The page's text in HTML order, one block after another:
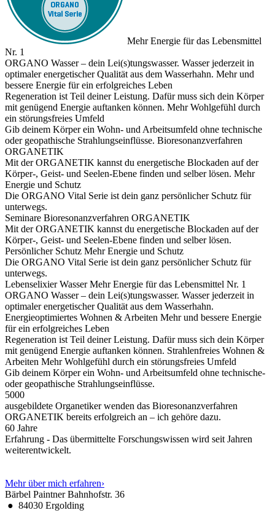
Mehr Energie für das Lebensmittel
Nr. 1
ORGANO Wasser – dein Lei(s)tungswasser. Wasser jederzeit in
optimaler energetischer Qualität aus dem Wasserhahn. Mehr und
bessere Energie für ein erfolgreiches Leben
Regeneration ist Teil deiner Leistung. Dafür muss sich dein Körper
mit genügend Energie auftanken können. Mehr Wohlgefühl durch
ein störungsfreies Umfeld
Gib deinem Körper ein Wohn- und Arbeitsumfeld ohne technische
oder geopathische Strahlungseinflüsse. Bioresonanzverfahren
ORGANETIK
Mit der ORGANETIK kannst du energetische Blockaden auf der
Körper-, Geist- und Seelen-Ebene finden und selber lösen. Mehr
Energie und Schutz
Die ORGANO Vital Serie ist dein ganz persönlicher Schutz für
unterwegs.
Seminare Bioresonanzverfahren ORGANETIK
Mit der ORGANETIK kannst du energetische Blockaden auf der
Körper-, Geist- und Seelen-Ebene finden und selber lösen.
Persönlicher Schutz Mehr Energie und Schutz
Die ORGANO Vital Serie ist dein ganz persönlicher Schutz für
unterwegs.
Lebenselixier Wasser Mehr Energie für das Lebensmittel Nr. 1
ORGANO Wasser – dein Lei(s)tungswasser. Wasser jederzeit in
optimaler energetischer Qualität aus dem Wasserhahn.
Energieoptimiertes Wohnen & Arbeiten Mehr und bessere Energie
für ein erfolgreiches Leben
Regeneration ist Teil deiner Leistung. Dafür muss sich dein Körper
mit genügend Energie auftanken können. Strahlenfreies Wohnen &
Arbeiten Mehr Wohlgefühl durch ein störungsfreies Umfeld
Gib deinem Körper ein Wohn- und Arbeitsumfeld ohne technische-
oder geopathische Strahlungseinflüsse.
5000
ausgebildete Organetiker wenden das Bioresonanzverfahren
ORGANETIK bereits erfolgreich an – ich gehöre dazu.
60 Jahre
Erfahrung - Das übermittelte Forschungswissen wird seit Jahren
weiterentwickelt.
Mehr über mich erfahren›
Bärbel PaintnerBahnhofstr. 36
● 84030 Ergolding